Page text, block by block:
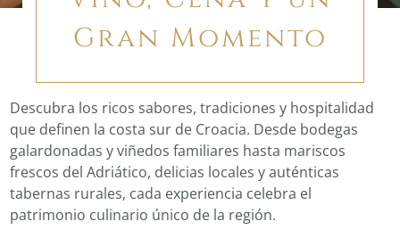
Gran Momento
Descubra los ricos sabores, tradiciones y hospitalidad
que definen la costa sur de Croacia. Desde bodegas
galardonadas y viñedos familiares hasta mariscos
frescos del Adriático, delicias locales y auténticas
tabernas rurales, cada experiencia celebra el
patrimonio culinario único de la región.